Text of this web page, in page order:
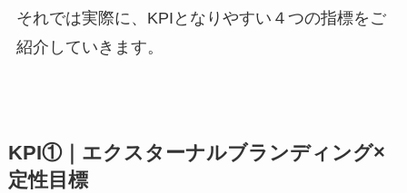
それでは実際に、KPIとなりやすい４つの指標をご
紹介していきます。
KPI①｜エクスターナルブランディング×
定性目標